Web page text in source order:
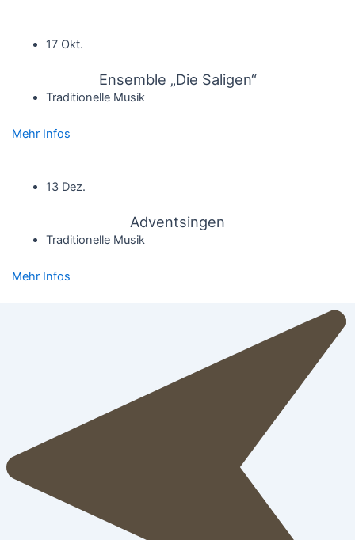
17 Okt.
Ensemble „Die Saligen“
Traditionelle Musik
Mehr Infos
13 Dez.
Adventsingen
Traditionelle Musik
Mehr Infos